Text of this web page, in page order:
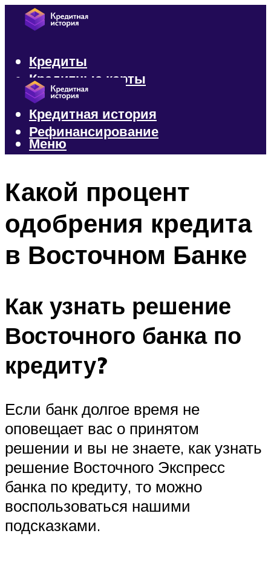
Кредиты
Кредитные карты
Микрозаймы
Кредитная история
Рефинансирование
Меню
Какой процент
одобрения кредита
в Восточном Банке
Как узнать решение
Восточного банка по
кредиту?
Если банк долгое время не
оповещает вас о принятом
решении и вы не знаете, как узнать
решение Восточного Экспресс
банка по кредиту, то можно
воспользоваться нашими
подсказками.